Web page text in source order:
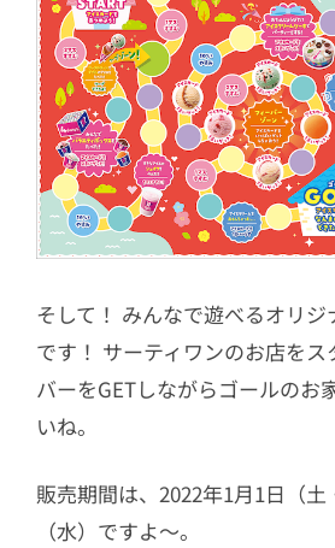
そして！ みんなで遊べるオリ
です！ サーティワンのお店を
バーをGETしながらゴールのお
いね。
販売期間は、2022年1月1日（土
（水）ですよ〜。